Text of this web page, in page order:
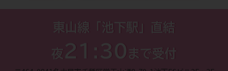
東山線「池下駅」直結
夜 21:30 まで受付